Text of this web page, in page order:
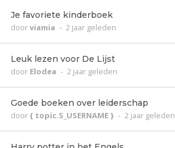
Je favoriete kinderboek
doorviamia - 2 jaar geleden
Leuk lezen voor De Lijst
door Elodea - 2 jaar geleden
Goede boeken over leiderschap
door{ topic.S_USERNAME } - 2 jaar geleden